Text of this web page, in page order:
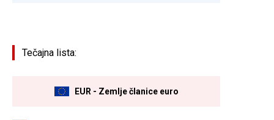
Tečajna lista:
EUR - Zemlje članice euro